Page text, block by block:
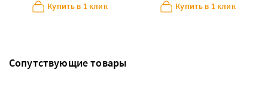
Купить в 1 клик Купить в 1 клик
Сопутствующие товары